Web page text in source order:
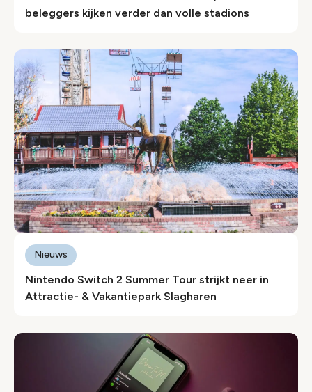
beleggers kijken verder dan volle stadions
Nintendo Switch 2 Summer Tour strijkt neer in
Attractie- & Vakantiepark Slagharen
Nieuws